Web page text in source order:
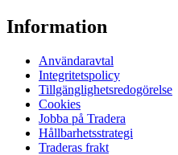
Information
Användaravtal
Integritetspolicy
Tillgänglighetsredogörelse
Cookies
Jobba på Tradera
Hållbarhetsstrategi
Traderas frakt